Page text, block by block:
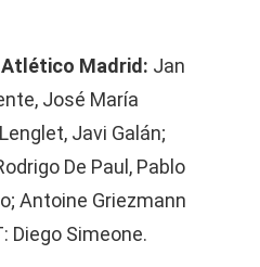
Atlético Madrid: Jan
José María
Javi Galán;
De Paul, Pablo
Antoine Griezmann
Diego Simeone.